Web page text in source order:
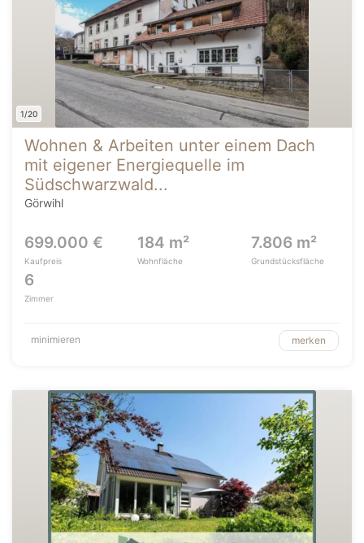
1/20
Wohnen & Arbeiten unter einem Dach
mit eigener Energiequelle im
Südschwarzwald...
Görwihl
699.000 €
Kaufpreis
184 m²
Wohnfläche
7.806 m²
Grundstücksfläche
6
Zimmer
minimieren merken